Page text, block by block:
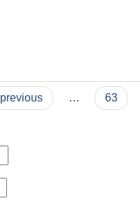
previous … 63